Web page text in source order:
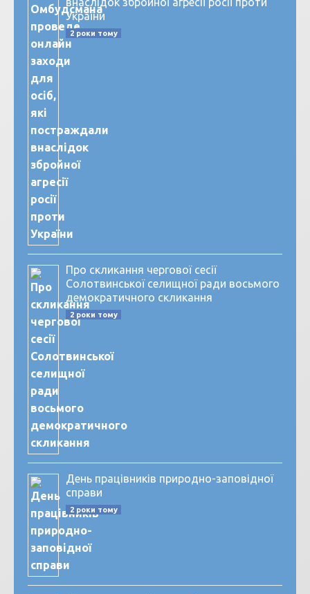
України
2 роки тому
Про скликання чергової сесії
Солотвинської селищної ради восьмого
демократичного скликання
2 роки тому
День працівників природно-заповідної
справи
2 роки тому